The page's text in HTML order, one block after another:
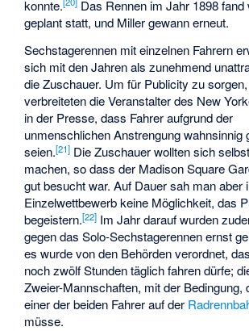
konnte.
Das Rennen im Jahr 1898 fand
geplant statt, und Miller gewann erneut.
Sechstagerennen mit einzelnen Fahrern
sich mit den Jahren als zunehmend
die Zuschauer. Um für Publicity zu sorgen,
verbreiteten die Veranstalter des New
in der Presse, dass Fahrer aufgrund der
unmenschlichen Anstrengung wahnsinnig
seien.[21] Die Zuschauer wollten sich
machen, so dass der Madison Square
gut besucht war. Auf Dauer sah man aber
Einzelwettbewerb keine Möglichkeit, das
begeistern.[22] Im Jahr darauf wurden
gegen das Solo-Sechstagerennen ernst
es wurde von den Behörden verordnet,
noch zwölf Stunden täglich fahren dürfe;
Zweier-Mannschaften, mit der
einer der beiden Fahrer auf der
müsse.